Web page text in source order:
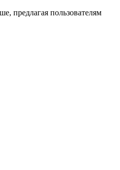
предлагая пользователям